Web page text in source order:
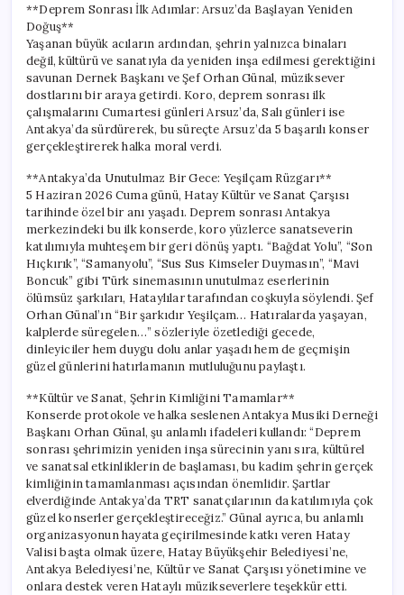
**Deprem Sonrası İlk Adımlar: Arsuz’da Başlayan Yeniden
Doğuş**
Yaşanan büyük acıların ardından, şehrin yalnızca binaları
değil, kültürü ve sanatıyla da yeniden inşa edilmesi gerektiğini
savunan Dernek Başkanı ve Şef Orhan Günal, müziksever
dostlarını bir araya getirdi. Koro, deprem sonrası ilk
çalışmalarını Cumartesi günleri Arsuz’da, Salı günleri ise
Antakya’da sürdürerek, bu süreçte Arsuz’da 5 başarılı konser
gerçekleştirerek halka moral verdi.
**Antakya’da Unutulmaz Bir Gece: Yeşilçam Rüzgarı**
5 Haziran 2026 Cuma günü, Hatay Kültür ve Sanat Çarşısı
tarihinde özel bir anı yaşadı. Deprem sonrası Antakya
merkezindeki bu ilk konserde, koro yüzlerce sanatseverin
katılımıyla muhteşem bir geri dönüş yaptı. “Bağdat Yolu”, “Son
Hıçkırık”, “Samanyolu”, “Sus Sus Kimseler Duymasın”, “Mavi
Boncuk” gibi Türk sinemasının unutulmaz eserlerinin
ölümsüz şarkıları, Hataylılar tarafından coşkuyla söylendi. Şef
Orhan Günal’ın “Bir şarkıdır Yeşilçam… Hatıralarda yaşayan,
kalplerde süregelen…” sözleriyle özetlediği gecede,
dinleyiciler hem duygu dolu anlar yaşadı hem de geçmişin
güzel günlerini hatırlamanın mutluluğunu paylaştı.
**Kültür ve Sanat, Şehrin Kimliğini Tamamlar**
Konserde protokole ve halka seslenen Antakya Musiki Derneği
Başkanı Orhan Günal, şu anlamlı ifadeleri kullandı: “Deprem
sonrası şehrimizin yeniden inşa sürecinin yanı sıra, kültürel
ve sanatsal etkinliklerin de başlaması, bu kadim şehrin gerçek
kimliğinin tamamlanması açısından önemlidir. Şartlar
elverdiğinde Antakya’da TRT sanatçılarının da katılımıyla çok
güzel konserler gerçekleştireceğiz.” Günal ayrıca, bu anlamlı
organizasyonun hayata geçirilmesinde katkı veren Hatay
Valisi başta olmak üzere, Hatay Büyükşehir Belediyesi’ne,
Antakya Belediyesi’ne, Kültür ve Sanat Çarşısı yönetimine ve
onlara destek veren Hataylı müzikseverlere teşekkür etti.